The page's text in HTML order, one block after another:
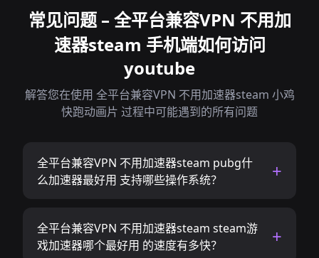
常见问题 – 全平台兼容VPN 不用加
速器steam 手机端如何访问
youtube
解答您在使用 全平台兼容VPN 不用加速器steam 小鸡
快跑动画片 过程中可能遇到的所有问题
全平台兼容VPN 不用加速器steam pubg什
么加速器最好用 支持哪些操作系统？
全平台兼容VPN 不用加速器steam steam游
戏加速器哪个最好用 的速度有多快？